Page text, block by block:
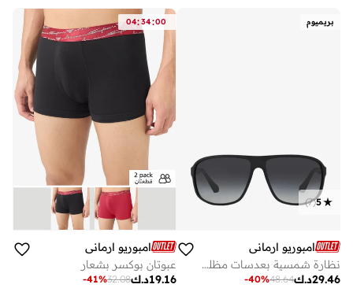
بريميوم
5
(
7
)
امبوريو ارماني
نظارة شمسية بعدسات مظللة
د.ك29.46
48.64
-40%
04:34:00
امبوريو ارماني
عبوتان بوكسر بشعار
د.ك19.16
32.08
-41%